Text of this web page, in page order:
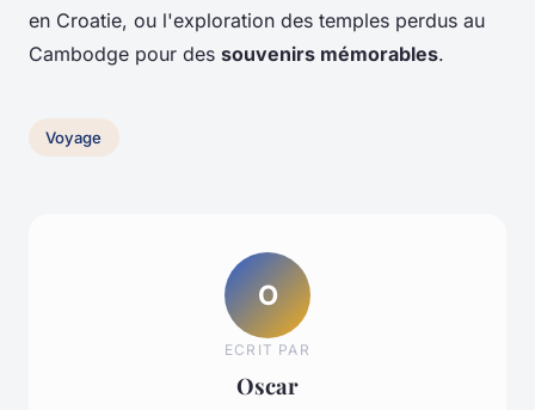
en Croatie, ou l'exploration des temples perdus au
Cambodge pour des souvenirs mémorables.
Voyage
O
ECRIT PAR
Oscar